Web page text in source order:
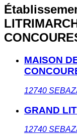
MAISON
12740
GRAND
12740